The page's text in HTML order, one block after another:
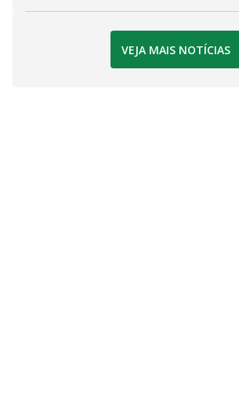
VEJA MAIS NOTÍCIAS